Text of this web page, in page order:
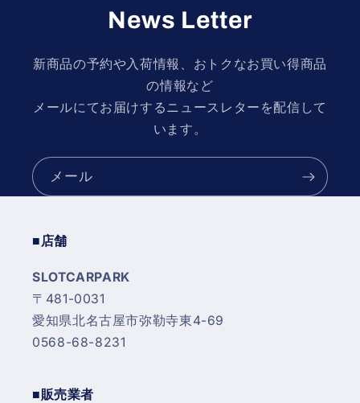
News Letter
新商品の予約や入荷情報、おトクなお買い得商品
の情報など
メールにてお届けするニュースレターを配信して
います。
メール
■店舗
SLOTCARPARK
〒481-0031
愛知県北名古屋市弥勒寺東4-69
0568-68-8231
■販売業者